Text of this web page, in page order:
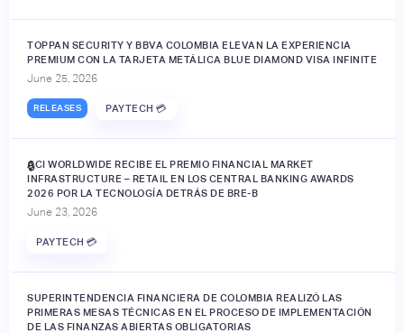
TOPPAN SECURITY Y BBVA COLOMBIA ELEVAN LA EXPERIENCIA
PREMIUM CON LA TARJETA METÁLICA BLUE DIAMOND VISA INFINITE
June 25, 2026
RELEASES PAYTECH 💳
ACI WORLDWIDE RECIBE EL PREMIO FINANCIAL MARKET
INFRASTRUCTURE – RETAIL EN LOS CENTRAL BANKING AWARDS
2026 POR LA TECNOLOGÍA DETRÁS DE BRE-B
June 23, 2026
PAYTECH 💳
🔒
SUPERINTENDENCIA FINANCIERA DE COLOMBIA REALIZÓ LAS
PRIMERAS MESAS TÉCNICAS EN EL PROCESO DE IMPLEMENTACIÓN
DE LAS FINANZAS ABIERTAS OBLIGATORIAS